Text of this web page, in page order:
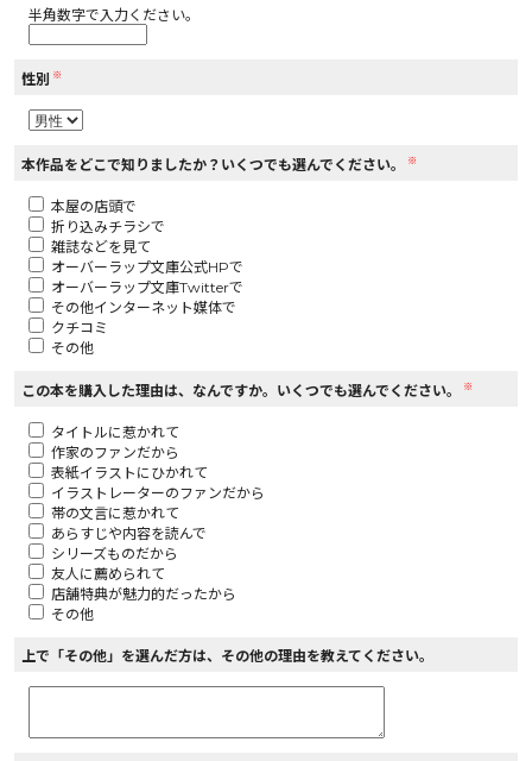
コミックパルフェ
半角数字で入力ください。
性別 ※
本作品をどこで知りましたか？いくつでも選んでください。 ※
本屋の店頭で
折り込みチラシで
雑誌などを見て
オーバーラップ文庫公式HPで
オーバーラップ文庫Twitterで
その他インターネット媒体で
クチコミ
その他
この本を購入した理由は、なんですか。いくつでも選んでください。 ※
タイトルに惹かれて
作家のファンだから
表紙イラストにひかれて
イラストレーターのファンだから
帯の文言に惹かれて
あらすじや内容を読んで
シリーズものだから
友人に薦められて
店舗特典が魅力的だったから
その他
上で「その他」を選んだ方は、その他の理由を教えてください。